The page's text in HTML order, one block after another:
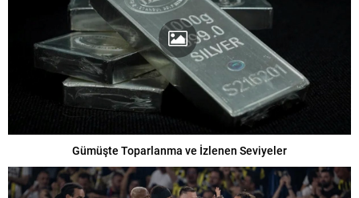
Gümüşte Toparlanma ve İzlenen Seviyeler